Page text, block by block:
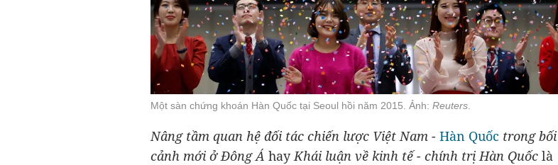
Một sàn chứng khoán Hàn Quốc tại Seoul hồi năm 2015. Ảnh: Reuters
Nâng tầm quan hệ đối tác chiến lược Việt Nam - Hàn Quốc trong bối
cảnh mới ở Đông Á hayKhái luận về kinh tế - chính trị Hàn Quốc là